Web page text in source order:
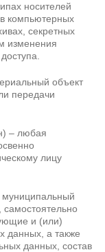
носителей
компьютерных
секретных
изменения
объект
передачи
– любая
лицу
муниципальный
и (или)
данных, а также
данных, состав